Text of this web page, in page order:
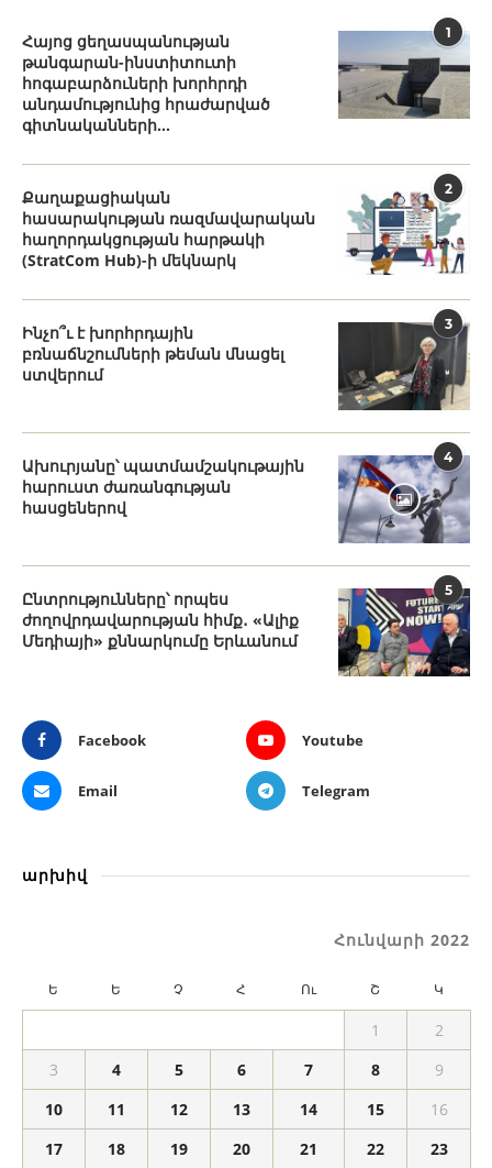
1
Հայոց ցեղասպանության
թանգարան-ինստիտուտի
հոգաբարձուների խորհրդի
անդամությունից հրաժարված
գիտնականների...
2
Քաղաքացիական
հասարակության ռազմավարական
հաղորդակցության հարթակի
(StratCom Hub)-ի մեկնարկ
3
Ինչո՞ւ է խորհրդային
բռնաճնշումների թեման մնացել
ստվերում
4
Ախուրյանը՝ պատմամշակութային
հարուստ ժառանգության
հասցեներով
5
Ընտրությունները՝ որպես
ժողովրդավարության հիմք․ «Ալիք
Մեդիայի» քննարկումը Երևանում
Facebook Youtube
Email Telegram
արխիվ
Հունվարի 2022
Ե Ե Չ Հ Ու Շ Կ
1
2
3
4 5 6 7 8
9
10
11 12 13 14 15
16
17
18 19 20 21 22 23